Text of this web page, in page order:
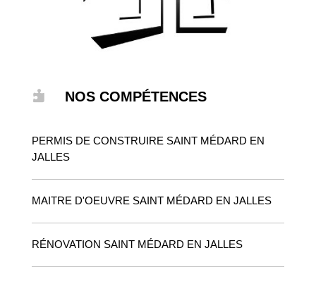
 NOS COMPÉTENCES
PERMIS DE CONSTRUIRE SAINT MÉDARD EN
JALLES
MAITRE D'OEUVRE SAINT MÉDARD EN JALLES
RÉNOVATION SAINT MÉDARD EN JALLES